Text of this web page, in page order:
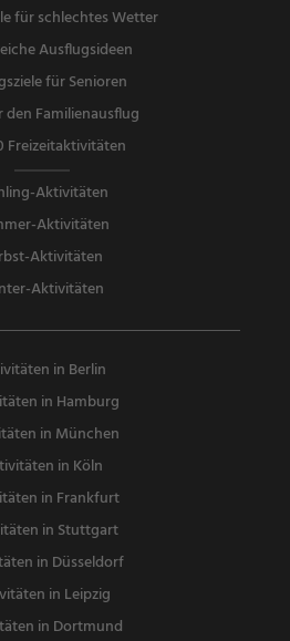
für schlechtes Wetter
Ausflugsideen
für Senioren
den Familienausflug
Freizeitaktivitäten
Aktivitäten
Aktivitäten
Aktivitäten
Aktivitäten
in Berlin
in Hamburg
in München
in Köln
in Frankfurt
in Stuttgart
in Düsseldorf
in Leipzig
in Dortmund